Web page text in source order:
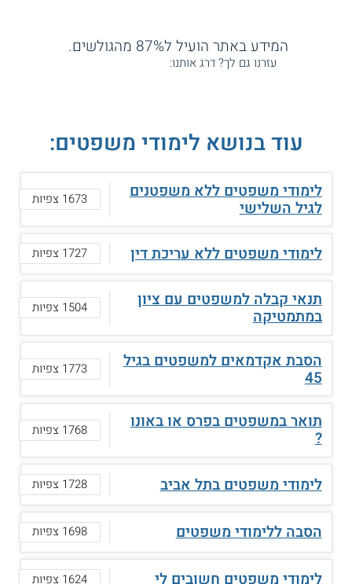
המידע באתר הועיל ל87% מהגולשים.
עזרנו גם לך? דרג אותנו:
עוד בנושא לימודי משפטים:
לימודי משפטים ללא משפטנים
לגיל השלישי 1673 צפיות
לימודי משפטים ללא עריכת דין 1727 צפיות
תנאי קבלה למשפטים עם ציון
במתמטיקה 1504 צפיות
הסבת אקדמאים למשפטים בגיל
45 1773 צפיות
תואר במשפטים בפרס או באונו
? 1768 צפיות
לימודי משפטים בתל אביב 1728 צפיות
הסבה ללימודי משפטים 1698 צפיות
1624 צפיות